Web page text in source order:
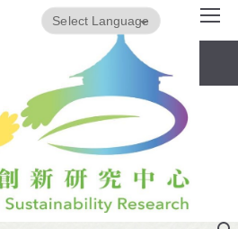
Translate